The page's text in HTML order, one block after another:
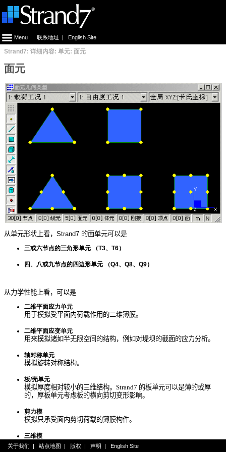
Menu 联系地址 | English Site
Strand7: 详细内容: 单元: 面元
面元
从单元形状上看， Strand7 的面单元可以是
三或六节点的三角形单元 （T3、T6）
四、八或九节点的四边形单元 （Q4、Q8、Q9）
从力学性能上看，可以是
二维平面应力单元
用于模拟受平面内荷载作用的二维薄膜。
二维平面应变单元
用来模拟诸如半无限空间的结构，例如对堤坝的截面的应力分析。
轴对称单元
模拟旋转对称结构。
板/壳单元
模拟厚度相对较小的三维结构。Strand7 的板单元可以是薄的或厚
的，厚板单元考虑板的横向剪切变形影响。
剪力模
模拟只承受面内剪切荷载的薄膜构件。
三维模
模拟柔顺结构如折蓬。
关于我们 | 站点地图 | 版权 | 声明 | English Site